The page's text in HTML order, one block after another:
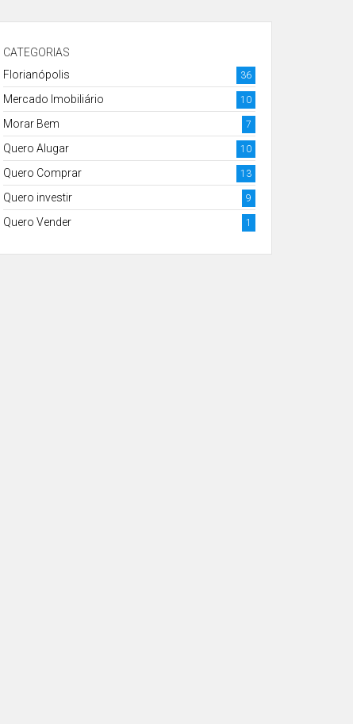
CATEGORIAS
Florianópolis
36
Mercado Imobiliário 10
Morar Bem 7
Quero Alugar 10
Quero Comprar 13
Quero investir 9
Quero Vender 1